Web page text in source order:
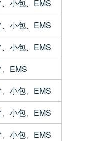
小包、EMS
小包、EMS
小包、EMS
EMS
小包、EMS
小包、EMS
小包、EMS